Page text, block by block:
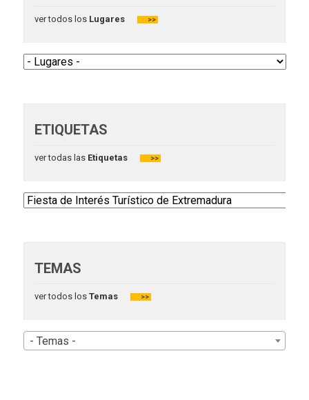
ver todos losLugares >>
ETIQUETAS
ver todas las Etiquetas >>
TEMAS
ver todos los Temas >>
- Temas -